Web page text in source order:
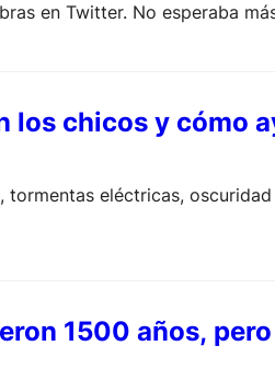
en Twitter. No esperaba
los chicos y cómo
eléctricas,
1500 años,